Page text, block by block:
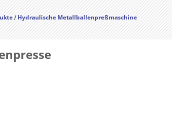
/Hydraulische Metallballenpreßmaschine